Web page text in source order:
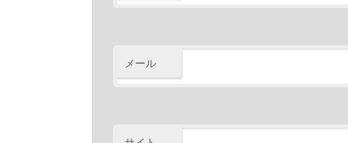
メール